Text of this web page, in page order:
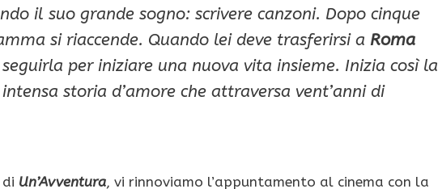
il suo grande sogno: scrivere canzoni. Dopo cinque
si riaccende. Quando lei deve trasferirsi a Roma
per iniziare una nuova vita insieme. Inizia così la
storia d’amore che attraversa vent’anni di
Un’Avventura, vi rinnoviamo l’appuntamento al cinema con la